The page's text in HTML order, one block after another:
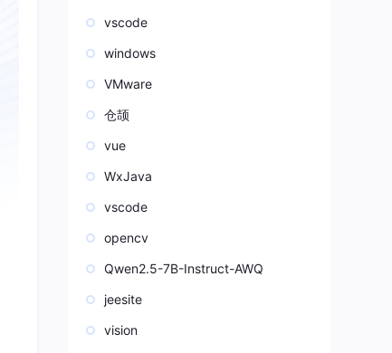
vscode
windows
VMware
仓颉
vue
WxJava
vscode
opencv
Qwen2.5-7B-Instruct-AWQ
jeesite
vision